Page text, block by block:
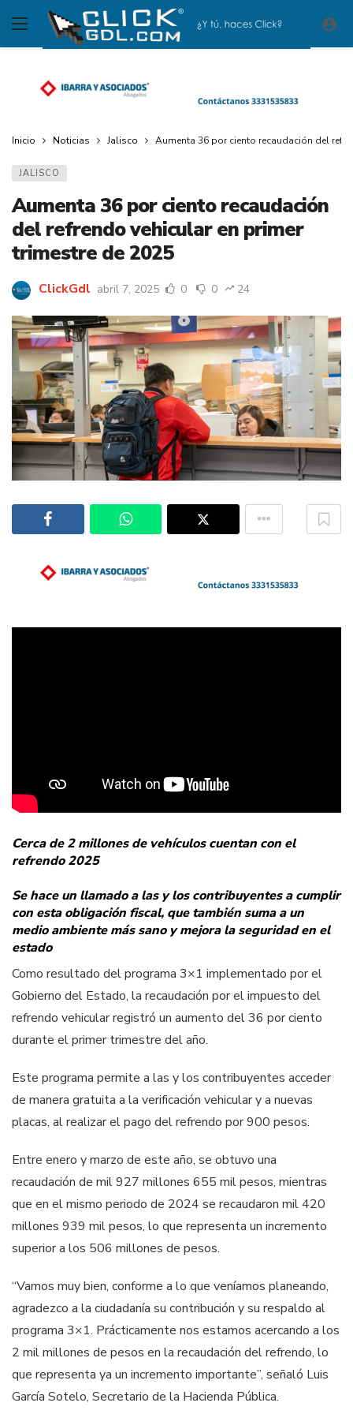
Inicio Noticias Jalisco Aumenta 36 por ciento recaudación del
JALISCO
Aumenta 36 por ciento recaudación
del refrendo vehicular en primer
trimestre de 2025
ClickGdl abril 7, 2025 0 0 24
Cerca de 2 millones de vehículos cuentan con el
refrendo 2025
Se hace un llamado a las y los contribuyentes a cumplir
con esta obligación fiscal, que también suma a un
medio ambiente más sano y mejora la seguridad en el
estado
Como resultado del programa 3×1 implementado por el
Gobierno del Estado, la recaudación por el impuesto del
refrendo vehicular registró un aumento del 36 por ciento
durante el primer trimestre del año.
Este programa permite a las y los contribuyentes acceder
de manera gratuita a la verificación vehicular y a nuevas
placas, al realizar el pago del refrendo por 900 pesos.
Entre enero y marzo de este año, se obtuvo una
recaudación de mil 927 millones 655 mil pesos, mientras
que en el mismo periodo de 2024 se recaudaron mil 420
millones 939 mil pesos, lo que representa un incremento
superior a los 506 millones de pesos.
“Vamos muy bien, conforme a lo que veníamos planeando,
agradezco a la ciudadanía su contribución y su respaldo al
programa 3×1. Prácticamente nos estamos acercando a los
2 mil millones de pesos en la recaudación del refrendo, lo
que representa ya un incremento importante”, señaló Luis
García Sotelo, Secretario de la Hacienda Pública.